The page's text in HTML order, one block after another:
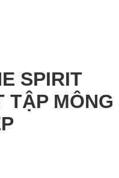
SPIRIT
TẬP MÔNG